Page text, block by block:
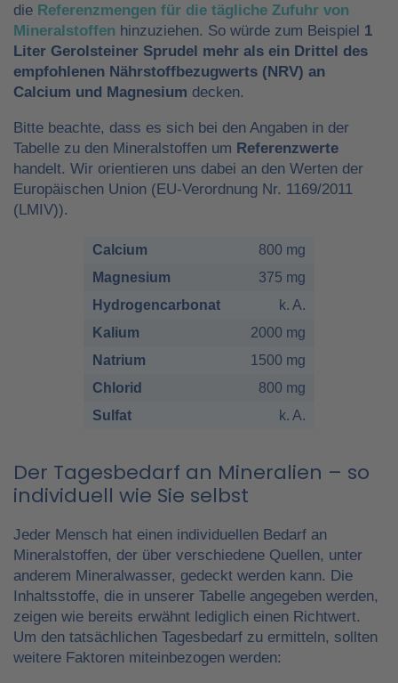
die Referenzmengen für die tägliche Zufuhr von
Mineralstoffen hinzuziehen. So würde zum Beispiel 1
Liter Gerolsteiner Sprudel mehr als ein Drittel des
empfohlenen Nährstoffbezugwerts (NRV) an
Calcium und Magnesium decken.
Bitte beachte, dass es sich bei den Angaben in der
Tabelle zu den Mineralstoffen um Referenzwerte
handelt. Wir orientieren uns dabei an den Werten der
Europäischen Union (EU-Verordnung Nr. 1169/2011
(LMIV)).
Calcium
800 mg
Magnesium
375 mg
Hydrogencarbonat
k. A.
Kalium
2000 mg
Natrium
1500 mg
Chlorid
800 mg
Sulfat
k. A.
Der Tagesbedarf an Mineralien – so
individuell wie Sie selbst
Jeder Mensch hat einen individuellen Bedarf an
Mineralstoffen, der über verschiedene Quellen, unter
anderem Mineralwasser, gedeckt werden kann. Die
Inhaltsstoffe, die in unserer Tabelle angegeben werden,
zeigen wie bereits erwähnt lediglich einen Richtwert.
Um den tatsächlichen Tagesbedarf zu ermitteln, sollten
weitere Faktoren miteinbezogen werden: